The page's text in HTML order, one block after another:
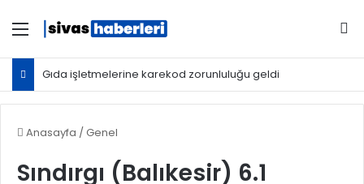
Menü
Gıda işletmelerine karekod zorunluluğu geldi
Anasayfa / Genel
Sındırgı (Balıkesir) 6.1